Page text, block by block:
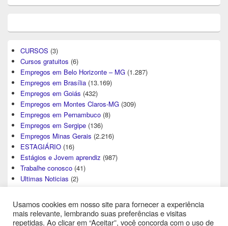
CURSOS (3)
Cursos gratuitos (6)
Empregos em Belo Horizonte – MG (1.287)
Empregos em Brasília (13.169)
Empregos em Goiás (432)
Empregos em Montes Claros-MG (309)
Empregos em Pernambuco (8)
Empregos em Sergipe (136)
Empregos Minas Gerais (2.216)
ESTAGIÁRIO (16)
Estágios e Jovem aprendiz (987)
Trabalhe conosco (41)
Ultimas Noticias (2)
Usamos cookies em nosso site para fornecer a experiência
mais relevante, lembrando suas preferências e visitas
repetidas. Ao clicar em “Aceitar”, você concorda com o uso de